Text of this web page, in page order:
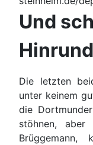
Und
Die letzten
unter keinem
die
stöhnen,